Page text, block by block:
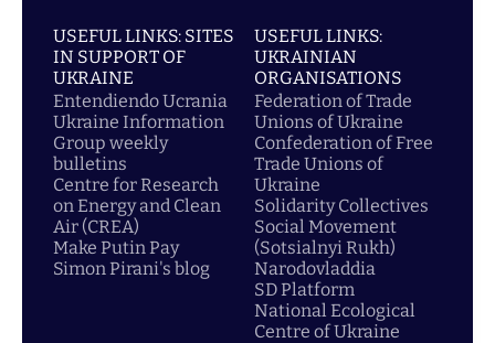
USEFUL LINKS: SITES
IN SUPPORT OF
UKRAINE
Entendiendo Ucrania
Ukraine Information
Group weekly
bulletins
Centre for Research
on Energy and Clean
Air (CREA)
Make Putin Pay
Simon Pirani's blog
USEFUL LINKS:
UKRAINIAN
ORGANISATIONS
Federation of Trade
Unions of Ukraine
Confederation of Free
Trade Unions of
Ukraine
Solidarity Collectives
Social Movement
(Sotsialnyi Rukh)
Narodovladdia
SD Platform
National Ecological
Centre of Ukraine